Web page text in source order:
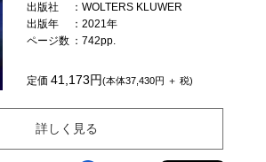
出版社
：WOLTERS KLUWER
出版年
：2021年
ページ数 ：742pp.
定価41,173円(本体37,430円 ＋ 税)
詳しく見る